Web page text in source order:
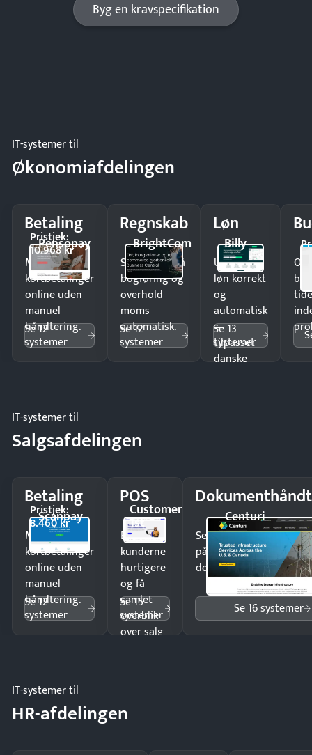
Byg en kravspecifikation
IT-systemer til
Økonomiafdelingen
Betaling
Pensopay
Pristjek:
10.968 kr
Modtag
kortbetalinger
online uden
manuel
håndtering.
Se 12
systemer
Regnskab
BrightCom
Spar timer på
bogføring og
overhold
moms
automatisk.
Se 12
systemer
Løn
Billy
Udbetal
løn korrekt
og
automatisk
—
tilpasset
danske
Se 13
systemer
IT-systemer til
Salgsafdelingen
Betaling
Scanpay
Pristjek:
8.460 kr
Modtag
kortbetalinger
online uden
manuel
håndtering.
Se 12
systemer
POS
Customer
1st
Ekspedér
kunderne
hurtigere
og få
samlet
overblik
over salg
Se 15
systemer
Centuri
Send kontrakter til
på minutter og mist
dokumenter.
Se 16 systemer
IT-systemer til
HR-afdelingen